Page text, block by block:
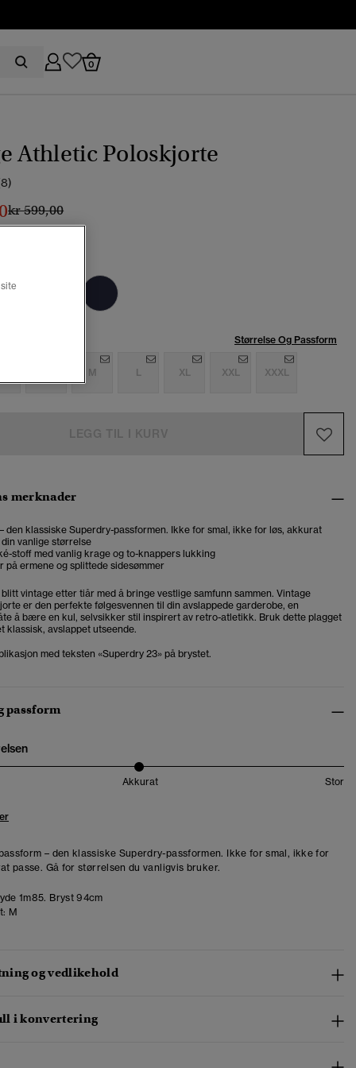
0
Athletic Poloskjorte
Pris nedsatt fra
kr 599,00til
Størrelse Og Passform
M L XL XXL XXXL
merknader
den klassiske Superdry-passformen. Ikke for smal, ikke for løs, akkurat
din vanlige størrelse
stoff med vanlig krage og to-knappers lukking
på ermene og splittede sidesømmer
vintage etter tiår med å bringe vestlige samfunn sammen. Vintage
er den perfekte følgesvennen til din avslappede garderobe, en
å bære en kul, selvsikker stil inspirert av retro-atletikk. Bruk dette plagget
klassisk, avslappet utseende.
med teksten «Superdry 23» på brystet.
passform
Akkurat Stor
– den klassiske Superdry-passformen. Ikke for smal, ikke for
passe. Gå for størrelsen du vanligvis bruker.
1m85. Bryst 94cm
M
og vedlikehold
i konvertering